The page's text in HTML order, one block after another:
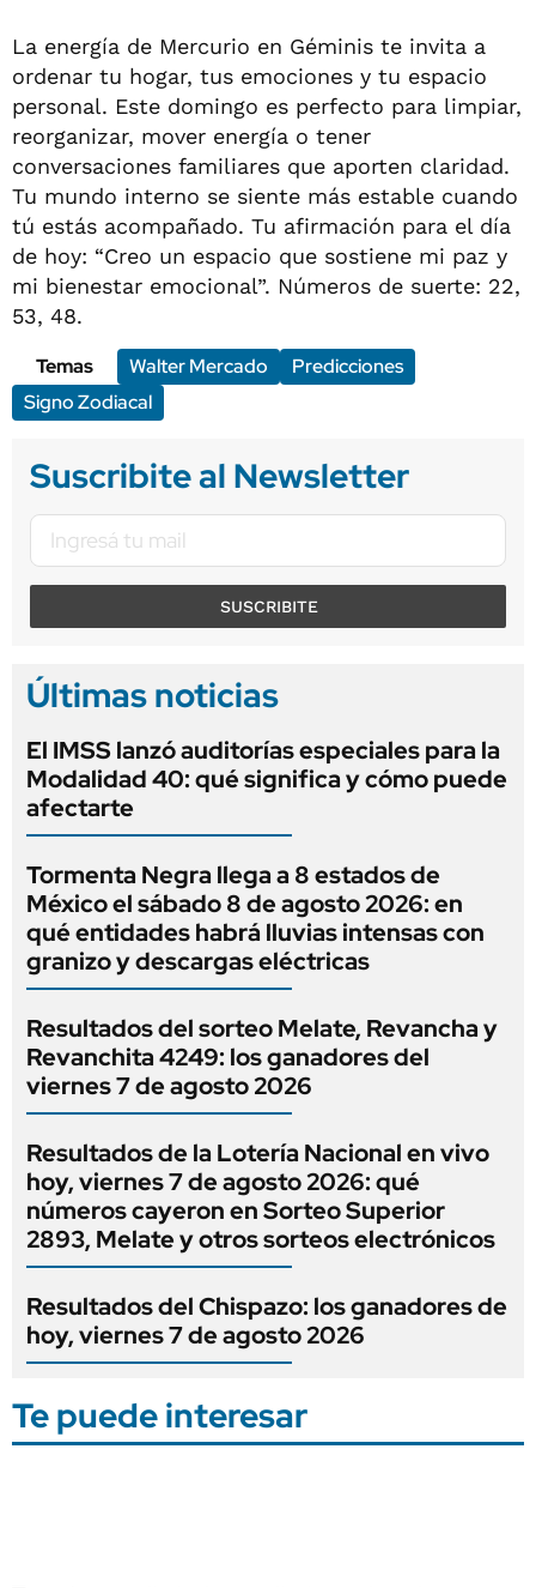
La energía de Mercurio en Géminis te invita a
ordenar tu hogar, tus emociones y tu espacio
personal. Este domingo es perfecto para limpiar,
reorganizar, mover energía o tener
conversaciones familiares que aporten claridad.
Tu mundo interno se siente más estable cuando
tú estás acompañado. Tu afirmación para el día
de hoy: “Creo un espacio que sostiene mi paz y
mi bienestar emocional”. Números de suerte: 22,
53, 48.
Temas
Walter Mercado
Predicciones
Signo Zodiacal
Suscribite al Newsletter
SUSCRIBITE
Últimas noticias
El IMSS lanzó auditorías especiales para la
Modalidad 40: qué significa y cómo puede
afectarte
Tormenta Negra llega a 8 estados de
México el sábado 8 de agosto 2026: en
qué entidades habrá lluvias intensas con
granizo y descargas eléctricas
Resultados del sorteo Melate, Revancha y
Revanchita 4249: los ganadores del
viernes 7 de agosto 2026
Resultados de la Lotería Nacional en vivo
hoy, viernes 7 de agosto 2026: qué
números cayeron en Sorteo Superior
2893, Melate y otros sorteos electrónicos
Resultados del Chispazo: los ganadores de
hoy, viernes 7 de agosto 2026
Te puede interesar